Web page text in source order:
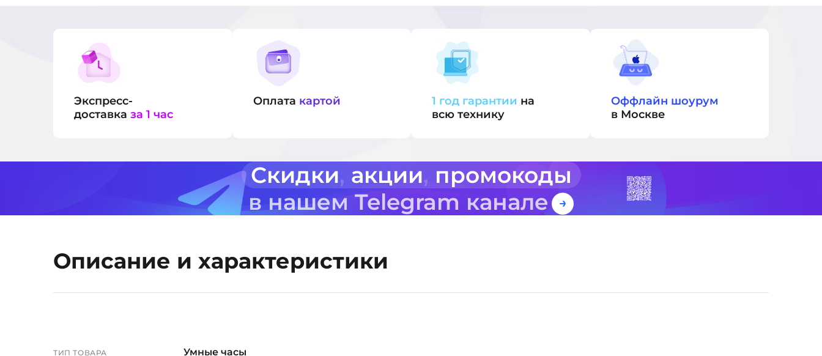
Экспресс-
доставка за 1 час
Оплата картой 1 год гарантии на
всю технику
Оффлайн шоурум
в Москве
Скидки, акции, промокоды
в нашем Telegram канале
Описание и характеристики
ТИП ТОВАРА Умные часы